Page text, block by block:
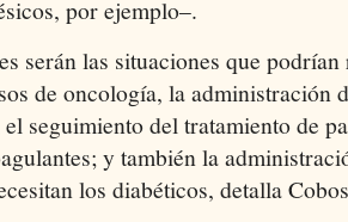
por ejemplo–.
serán las situaciones que
de oncología, la administración
seguimiento del tratamiento de
y también la
los diabéticos, detalla